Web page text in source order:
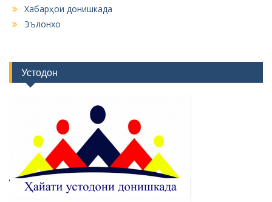
Хабарҳои донишкада
Эълонхо
Устодон